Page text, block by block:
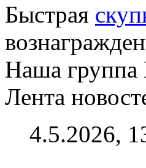
Быстрая
Наша группа
Лента
4.5.2026,